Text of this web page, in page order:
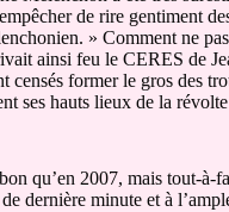
de rire gentiment
» Comment ne
ainsi feu le CERES de
former le gros des
ses hauts lieux de la
qu’en 2007, mais tout-à-
dernière minute et à